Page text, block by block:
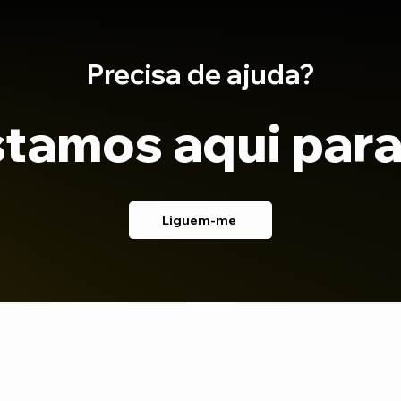
Precisa de ajuda?
aqui
Liguem-me